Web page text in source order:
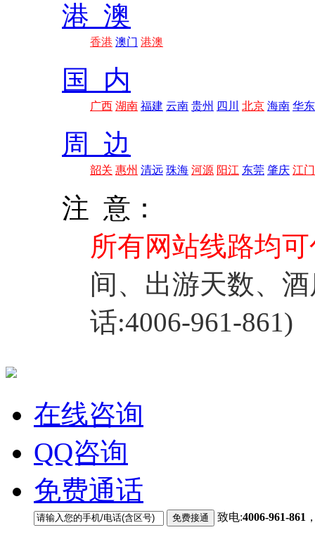
港 澳
香港 澳门 港澳
国 内
广西 湖南 福建 云南 贵州 四川 北京 海南 华东
周 边
韶关 惠州 清远 珠海 河源 阳江 东莞 肇庆 江门
注 意：
所有网站线路均
间、出游天数、
话:4006-961-861)
在线咨询
QQ咨询
免费通话
致电:4006-961-861